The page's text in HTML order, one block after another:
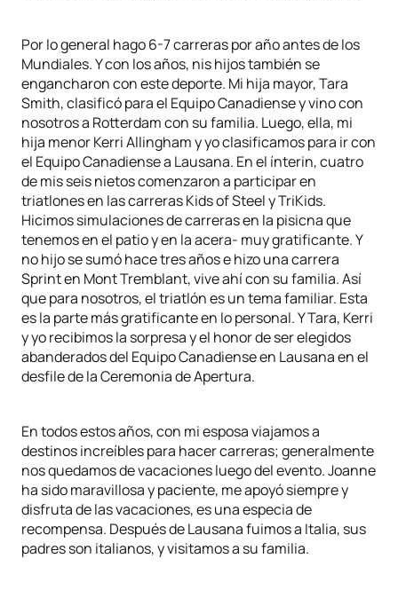
Por lo general hago 6-7 carreras por año antes de los
Mundiales. Y con los años, nis hijos también se
engancharon con este deporte. Mi hija mayor, Tara
Smith, clasificó para el Equipo Canadiense y vino con
nosotros a Rotterdam con su familia. Luego, ella, mi
hija menor Kerri Allingham y yo clasificamos para ir con
el Equipo Canadiense a Lausana. En el ínterin, cuatro
de mis seis nietos comenzaron a participar en
triatlones en las carreras Kids of Steel y TriKids.
Hicimos simulaciones de carreras en la pisicna que
tenemos en el patio y en la acera- muy gratificante. Y
no hijo se sumó hace tres años e hizo una carrera
Sprint en Mont Tremblant, vive ahí con su familia. Así
que para nosotros, el triatlón es un tema familiar. Esta
es la parte más gratificante en lo personal. Y Tara, Kerri
y yo recibimos la sorpresa y el honor de ser elegidos
abanderados del Equipo Canadiense en Lausana en el
desfile de la Ceremonia de Apertura.
En todos estos años, con mi esposa viajamos a
destinos increíbles para hacer carreras; generalmente
nos quedamos de vacaciones luego del evento. Joanne
ha sido maravillosa y paciente, me apoyó siempre y
disfruta de las vacaciones, es una especia de
recompensa. Después de Lausana fuimos a Italia, sus
padres son italianos, y visitamos a su familia.